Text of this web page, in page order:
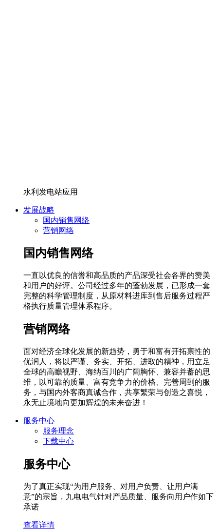
水利发电站应用
发展战略
国内销售网络
营销网络
国内销售网络
一直以优良的信誉和高品质的产品深受社会各界的赞美
和用户的好评。公司经过多年的蓬勃发展，已形成一套
完整的科学管理制度，从原材料进库到售后服务过程严
格执行质量管理体系程序。
营销网络
面对经济全球化发展的新趋势，勇于和富有开拓禀性的
优润人，将以严谨、务实、开拓、进取的精神，用立足
全球的高瞻视野、海纳百川的广阔胸怀、兼容并蓄的思
维，以可靠的质量、富有竞争力的价格、完善周到的服
务，与国内外客商真诚合作，共享繁荣与创造之喜悦，
永无止境地向更加辉煌的未来奋进！
服务中心
服务理念
下载中心
服务中心
为了真正实现“为用户服务、对用户负责、让用户满
意”的宗旨，九电电气针对产品质量、服务向用户作如下
承诺
查看详情